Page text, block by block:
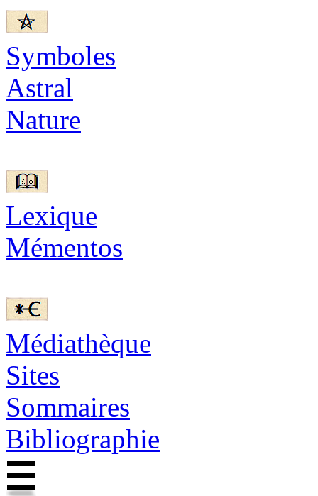
Symboles
Astral
Nature
Lexique
Mémentos
Médiathèque
Sites
Sommaires
Bibliographie